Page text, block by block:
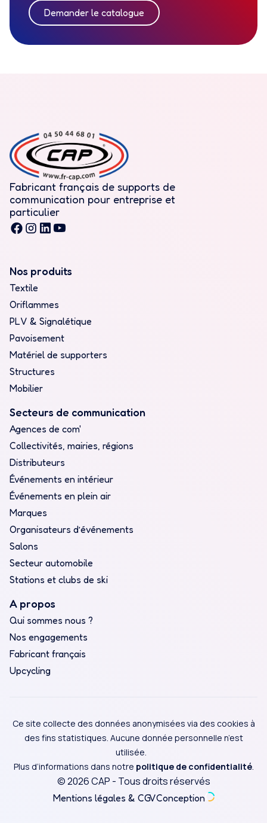
Demander le catalogue
Fabricant français de supports de
communication pour entreprise et
particulier
Nos produits
Textile
Oriflammes
PLV & Signalétique
Pavoisement
Matériel de supporters
Structures
Mobilier
Secteurs de communication
Agences de com'
Collectivités, mairies, régions
Distributeurs
Événements en intérieur
Événements en plein air
Marques
Organisateurs d’événements
Salons
Secteur automobile
Stations et clubs de ski
A propos
Qui sommes nous ?
Nos engagements
Fabricant français
Upcycling
Ce site collecte des données anonymisées via des cookies à
des fins statistiques. Aucune donnée personnelle n’est
utilisée.
Plus d’informations dans notre politique de confidentialité.
© 2026 CAP - Tous droits réservés
Mentions légales & CGVConception